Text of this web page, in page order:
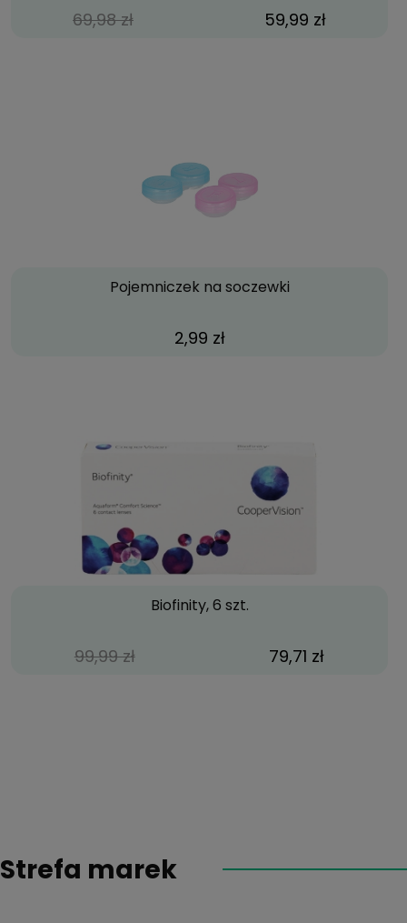
69,98 zł 59,99 zł
Pojemniczek na soczewki
2,99 zł
Biofinity, 6 szt.
99,99 zł 79,71 zł
Strefa marek